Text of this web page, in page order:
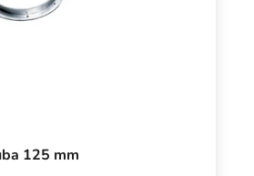
125 mm